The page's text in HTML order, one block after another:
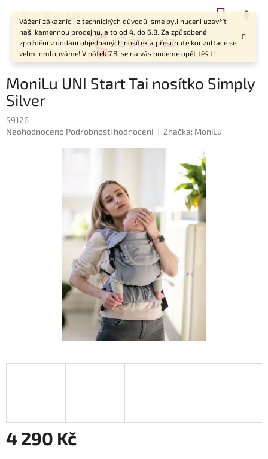
Vážení zákazníci, z technických důvodů jsme byli nuceni uzavřít
naši kamennou prodejnu, a to od 4. do 6.8. Za způsobené
zpoždění v dodání objednaných nosítek a přesunuté konzultace se
velmi omlouváme! V pátek 7.8. se na vás budeme opět těšit!
CZK
MoniLu UNI Start Tai nosítko Simply
Silver
59126
Průměrné
Neohodnoceno Podrobnosti hodnocení Značka: MoniLu
4 290 Kč